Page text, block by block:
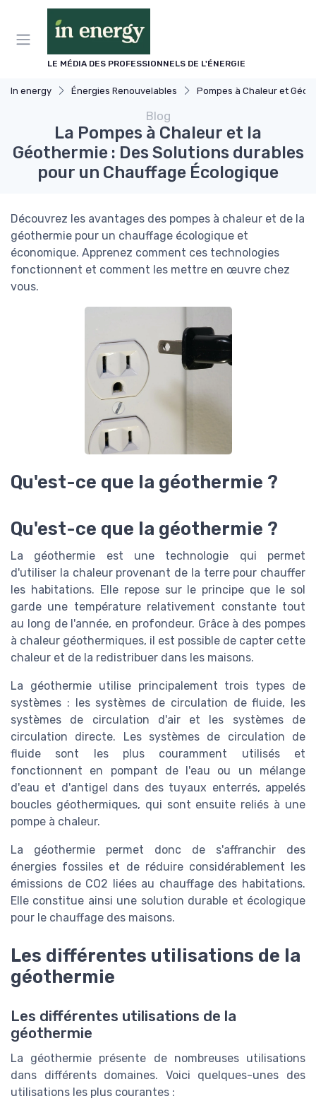
LE MÉDIA DES PROFESSIONNELS DE L'ÉNERGIE
In energy Énergies Renouvelables Pompes à Chaleur et Géothermie
Blog
La Pompes à Chaleur et la
Géothermie : Des Solutions durables
pour un Chauffage Écologique
Découvrez les avantages des pompes à chaleur et de la
géothermie pour un chauffage écologique et
économique. Apprenez comment ces technologies
fonctionnent et comment les mettre en œuvre chez
vous.
Qu'est-ce que la géothermie ?
Qu'est-ce que la géothermie ?
La géothermie est une technologie qui permet
d'utiliser la chaleur provenant de la terre pour chauffer
les habitations. Elle repose sur le principe que le sol
garde une température relativement constante tout
au long de l'année, en profondeur. Grâce à des pompes
à chaleur géothermiques, il est possible de capter cette
chaleur et de la redistribuer dans les maisons.
La géothermie utilise principalement trois types de
systèmes : les systèmes de circulation de fluide, les
systèmes de circulation d'air et les systèmes de
circulation directe. Les systèmes de circulation de
fluide sont les plus couramment utilisés et
fonctionnent en pompant de l'eau ou un mélange
d'eau et d'antigel dans des tuyaux enterrés, appelés
boucles géothermiques, qui sont ensuite reliés à une
pompe à chaleur.
La géothermie permet donc de s'affranchir des
énergies fossiles et de réduire considérablement les
émissions de CO2 liées au chauffage des habitations.
Elle constitue ainsi une solution durable et écologique
pour le chauffage des maisons.
Les différentes utilisations de la
géothermie
Les différentes utilisations de la
géothermie
La géothermie présente de nombreuses utilisations
dans différents domaines. Voici quelques-unes des
utilisations les plus courantes :
Panneau de gestion des cookies